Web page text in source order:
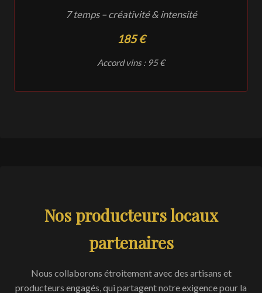
7 temps – créativité & intensité
185 €
Accord vins : 95 €
Nos producteurs locaux
partenaires
Nous collaborons étroitement avec des artisans et
producteurs engagés, qui partagent notre exigence pour la